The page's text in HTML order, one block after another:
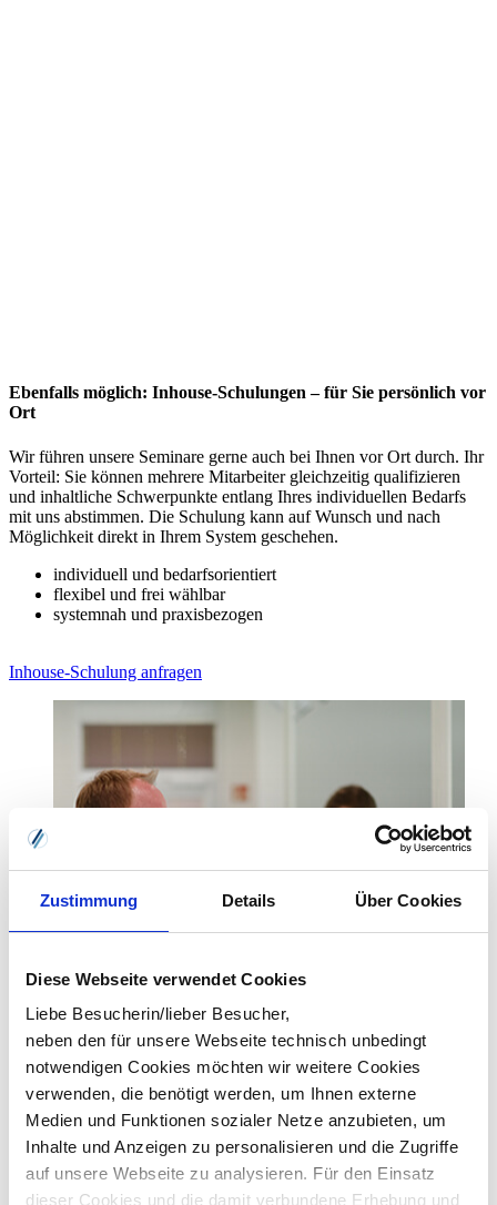
Zustimmung Details Über Cookies
Diese Webseite verwendet Cookies
Liebe Besucherin/lieber Besucher,
neben den für unsere Webseite technisch unbedingt
notwendigen Cookies möchten wir weitere Cookies
verwenden, die benötigt werden, um Ihnen externe
Medien und Funktionen sozialer Netze anzubieten, um
Inhalte und Anzeigen zu personalisieren und die Zugriffe
auf unsere Webseite zu analysieren. Für den Einsatz
dieser Cookies und die damit verbundene Erhebung und
Ebenfalls möglich: Inhouse-Schulungen – für Sie persönlich vor
Ort
Wir führen unsere Seminare gerne auch bei Ihnen vor Ort durch. Ihr
Vorteil: Sie können mehrere Mitarbeiter gleichzeitig qualifizieren
und inhaltliche Schwerpunkte entlang Ihres individuellen Bedarfs
mit uns abstimmen. Die Schulung kann auf Wunsch und nach
Möglichkeit direkt in Ihrem System geschehen.
individuell und bedarfsorientiert
flexibel und frei wählbar
systemnah und praxisbezogen
Inhouse-Schulung anfragen